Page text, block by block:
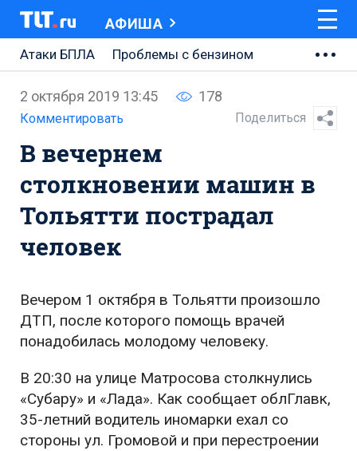
АФИША
Атаки БПЛА
Проблемы с бензином
АВТОВАЗ
Ремонт Центральной площади
Ремонт Обводного шоссе
Набережная Тольятти
Неделя Тольятти
2 октября 2019 13:45 178
Комментировать Поделиться
В вечернем
столкновении машин в
Тольятти пострадал
человек
Вечером 1 октября в Тольятти произошло
ДТП, после которого помощь врачей
понадобилась молодому человеку.
В 20:30 на улице Матросова столкнулись
«Субару» и «Лада». Как сообщает облГлавк,
35-летний водитель иномарки ехал со
стороны ул. Громовой и при перестроении